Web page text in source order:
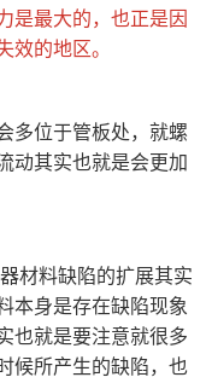
是最大的，也正是因
效的地区。
多位于管板处，就螺
动其实也就是会更加
材料缺陷的扩展其实
本身是存在缺陷现象
也就是要注意就很多
候所产生的缺陷，也